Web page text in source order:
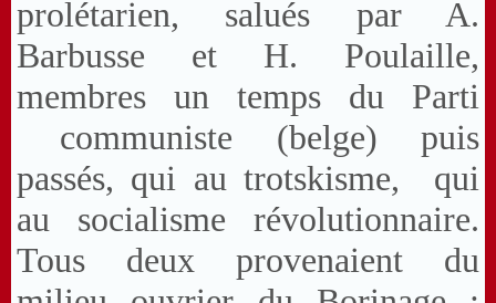
prolétarien, salués par A.
Barbusse et H. Poulaille,
membres un temps du Parti
communiste (belge) puis
passés, qui au trotskisme, qui
au socialisme révolutionnaire.
Tous deux provenaient du